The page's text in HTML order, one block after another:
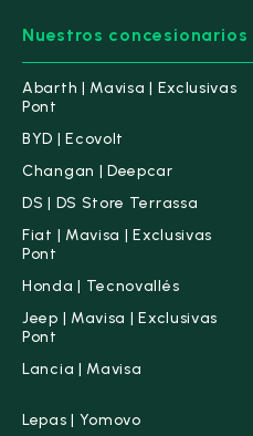
Nuestros concesionarios
Abarth | Mavisa | Exclusivas
Pont
BYD | Ecovolt
Changan | Deepcar
DS | DS Store Terrassa
Fiat | Mavisa | Exclusivas
Pont
Honda | Tecnovallés
Jeep | Mavisa | Exclusivas
Pont
Lancia | Mavisa
Lepas | Yomovo